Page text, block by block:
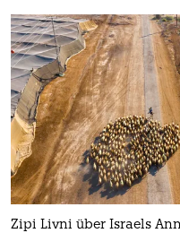
Zipi Livni über Israels